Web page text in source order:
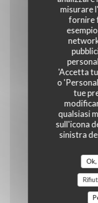
misurare
fornire
'Accetta
o
tue
qualsiasi
sull'icona
sinistra